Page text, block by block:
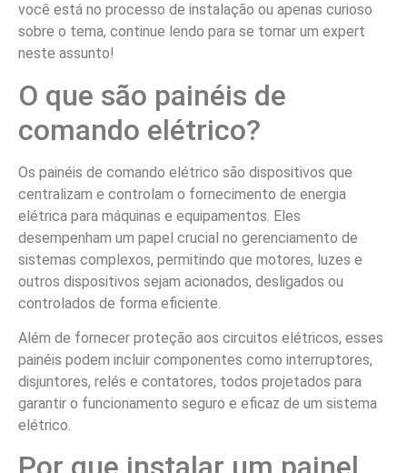
você está no processo de instalação ou apenas curioso
sobre o tema, continue lendo para se tornar um expert
neste assunto!
O que são painéis de
comando elétrico?
Os painéis de comando elétrico são dispositivos que
centralizam e controlam o fornecimento de energia
elétrica para máquinas e equipamentos. Eles
desempenham um papel crucial no gerenciamento de
sistemas complexos, permitindo que motores, luzes e
outros dispositivos sejam acionados, desligados ou
controlados de forma eficiente.
Além de fornecer proteção aos circuitos elétricos, esses
painéis podem incluir componentes como interruptores,
disjuntores, relés e contatores, todos projetados para
garantir o funcionamento seguro e eficaz de um sistema
elétrico.